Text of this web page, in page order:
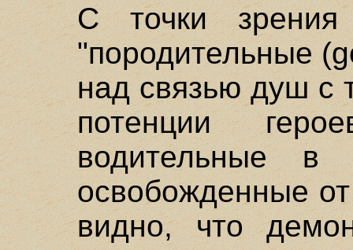
С точки
"породительные
над связью душ с
потенции
водительные
освобожденные
видно, что